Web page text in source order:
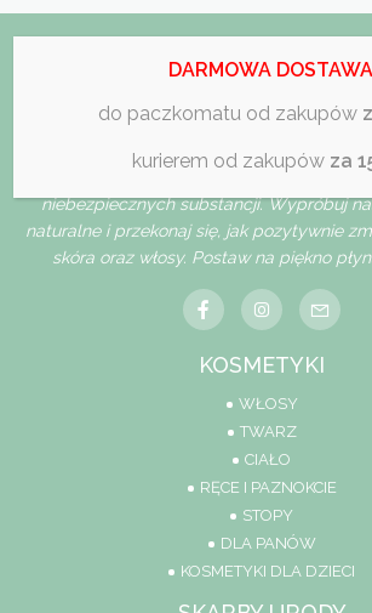
Jesteśmy drogerią internetową, która
pielęgnację, bez szkodliwych parabenów,
niebezpiecznych substancji. Wypróbuj
naturalne i przekonaj się, jak pozytywnie
skóra oraz włosy. Postaw na piękno
KOSMETYKI
WŁOSY
TWARZ
CIAŁO
RĘCE I PAZNOKCIE
STOPY
DLA PANÓW
KOSMETYKI DLA DZIECI
DARMOWA DOSTAWA
do paczkomatu od zakupów
kurierem od zakupów za